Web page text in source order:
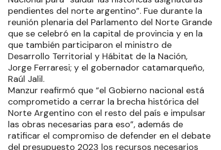
pendientes del norte argentino”. Fue durante la
reunión plenaria del Parlamento del Norte Grande
que se celebró en la capital de provincia y en la
que también participaron el ministro de
Desarrollo Territorial y Hábitat de la Nación,
Jorge Ferraresi; y el gobernador catamarqueño,
Raúl Jalil.
Manzur reafirmó que “el Gobierno nacional está
comprometido a cerrar la brecha histórica del
Norte Argentino con el resto del país e impulsar
las obras necesarias para eso”, además de
ratificar el compromiso de defender en el debate
del presupuesto 2023 los recursos necesarios